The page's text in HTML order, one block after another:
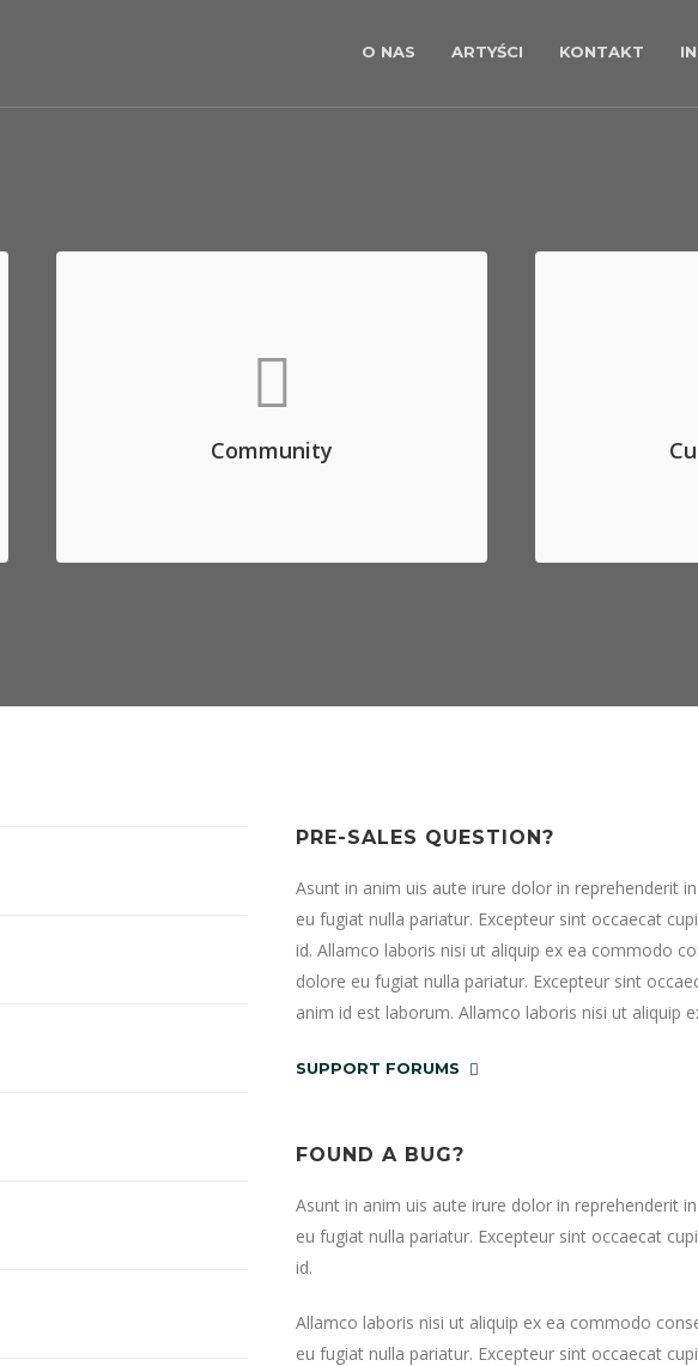
O NAS ARTYŚCI KONTAKT
Community
Aenean commodo ligula eget dolor. Aenean
massa. Lorem ipsum dolor sit amet, consec
Aenean
massa.
PRE-SALES QUESTION?
Asunt in anim uis aute irure dolor in reprehenderit
eu fugiat nulla pariatur. Excepteur sint occaecat
id. Allamco laboris nisi ut aliquip ex ea commodo
dolore eu fugiat nulla pariatur. Excepteur sint
anim id est laborum. Allamco laboris nisi ut aliquip
SUPPORT FORUMS
FOUND A BUG?
Asunt in anim uis aute irure dolor in reprehenderit
eu fugiat nulla pariatur. Excepteur sint occaecat
id.
Allamco laboris nisi ut aliquip ex ea commodo
eu fugiat nulla pariatur. Excepteur sint occaecat